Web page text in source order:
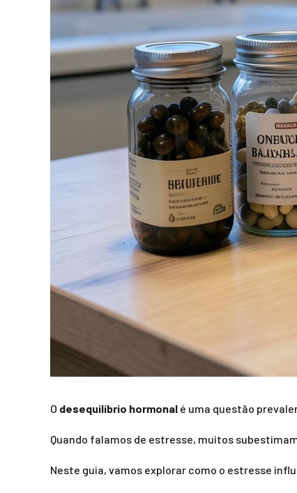
O desequilíbrio hormonal é uma questão
Quando falamos de estresse, muitos
Neste guia, vamos explorar como o estresse